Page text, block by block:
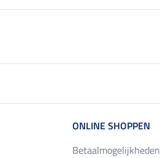
ONLINE SHOPPEN
Betaalmogelijkheden